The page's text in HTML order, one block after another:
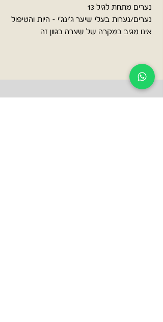
נערים מתחת לגיל 13
נערים/נערות בעלי שיער ג'ינג'י - היות והטיפול
אינו מגיב במקרה של שערה בגוון זה